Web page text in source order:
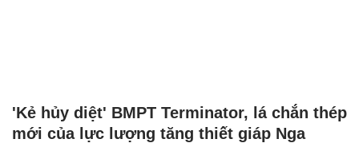
'Kẻ hủy diệt' BMPT Terminator, lá chắn thép
mới của lực lượng tăng thiết giáp Nga